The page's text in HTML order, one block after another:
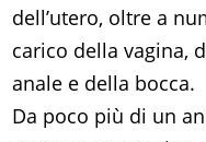
dell’utero, oltre a
carico della vagina,
anale e della bocca.
Da poco più di un